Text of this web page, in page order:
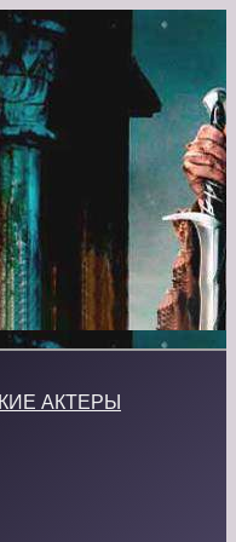
АКТЕРЫ